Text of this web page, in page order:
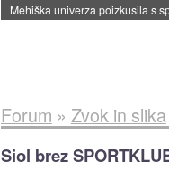
Evropska vesoljska agencija
Forum » Zvok in slika
Siol brez